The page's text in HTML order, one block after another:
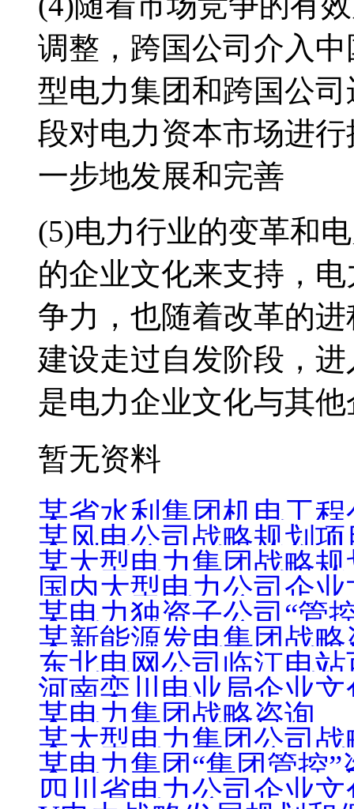
调整，跨国公司介入
型电力集团和跨国公
段对电力资本市场进
一步地发展和完善
(5)电力行业的变革和
的企业文化来支持，
争力，也随着改革的
建设走过自发阶段，
是电力企业文化与其
暂无资料
某省水利集团机电工
例
某风电公司战略规划项
某大型电力集团战略
国内大型电力公司企
某电力独资子公司“管
某新能源发电集团战
东北电网公司临江电
河南栾川电业局企业
某电力集团战略咨询
某大型电力集团公司
某电力集团“集团管控”
四川省电力公司企业